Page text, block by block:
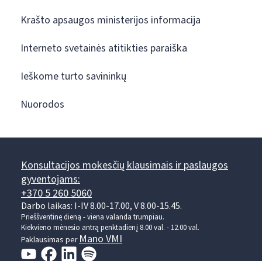
Krašto apsaugos ministerijos informacija
Interneto svetainės atitikties paraiška
Ieškome turto savininkų
Nuorodos
Konsultacijos mokesčių klausimais ir paslaugos
gyventojams:
+370 5 260 5060
Darbo laikas: I-IV 8.00-17.00, V 8.00-15.45.
Prieššventinę dieną - viena valanda trumpiau.
Kiekvieno mėnesio antrą penktadienį 8.00 val. - 12.00 val.
Paklausimas per Mano VMI